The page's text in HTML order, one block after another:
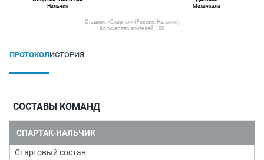
Нальчик Махачкала
Стадион: «Спартак» (Россия, Нальчик)
Количество зрителей: 100
ПРОТОКОЛИСТОРИЯ
СОСТАВЫ КОМАНД
СПАРТАК-НАЛЬЧИК
Стартовый состав